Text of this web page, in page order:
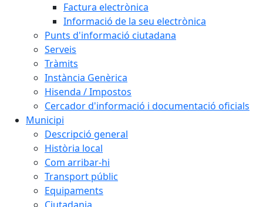
Factura electrònica
Informació de la seu electrònica
Punts d'informació ciutadana
Serveis
Tràmits
Instància Genèrica
Hisenda / Impostos
Cercador d'informació i documentació oficials
Municipi
Descripció general
Història local
Com arribar-hi
Transport públic
Equipaments